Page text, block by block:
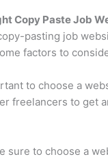
Copy Paste Job
pasting job
factors to
to choose a
freelancers to get
sure to choose a